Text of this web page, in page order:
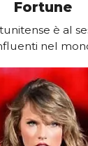
Fortune
è al
nel